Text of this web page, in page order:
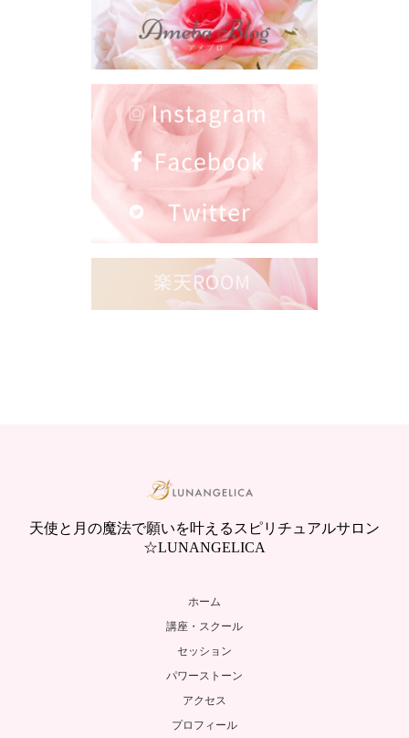
天使と月の魔法で願いを叶えるスピリチュアルサロン
☆LUNANGELICA
ホーム
講座・スクール
セッション
パワーストーン
アクセス
プロフィール